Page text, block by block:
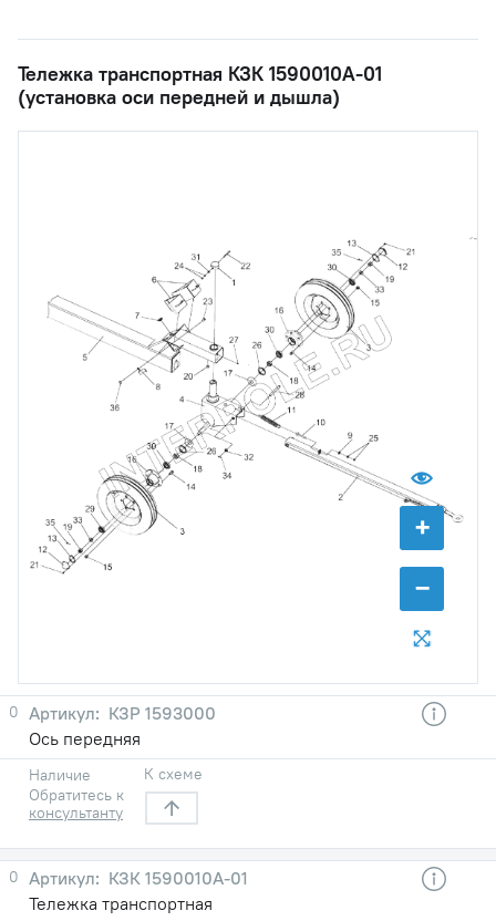
Тележка транспортная КЗК 1590010А-01
(установка оси передней и дышла)
+
−
0
КЗР 1593000
Ось передняя
Наличие
Обратитесь к
консультанту
К схеме
0
КЗК 1590010А-01
Тележка транспортная